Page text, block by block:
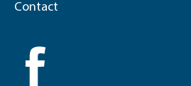
Contact